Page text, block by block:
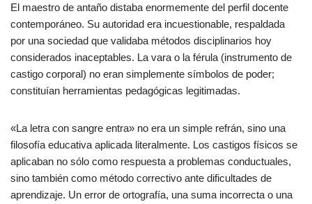
El maestro de antaño distaba enormemente del perfil docente
contemporáneo. Su autoridad era incuestionable, respaldada
por una sociedad que validaba métodos disciplinarios hoy
considerados inaceptables. La vara o la férula (instrumento de
castigo corporal) no eran simplemente símbolos de poder;
constituían herramientas pedagógicas legitimadas.
«La letra con sangre entra» no era un simple refrán, sino una
filosofía educativa aplicada literalmente. Los castigos físicos se
aplicaban no sólo como respuesta a problemas conductuales,
sino también como método correctivo ante dificultades de
aprendizaje. Un error de ortografía, una suma incorrecta o una